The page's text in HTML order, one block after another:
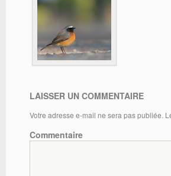
LAISSER UN COMMENTAIRE
Votre adresse e-mail ne sera pas publiée.
Commentaire